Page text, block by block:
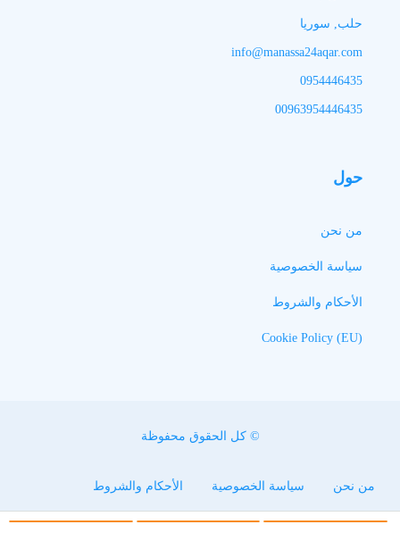
حلب, سوريا
info@manassa24aqar.com
0954446435
00963954446435
حول
من نحن
سياسة الخصوصية
الأحكام والشروط
Cookie Policy (EU)
© كل الحقوق محفوظة
من نحن سياسة الخصوصية الأحكام والشروط